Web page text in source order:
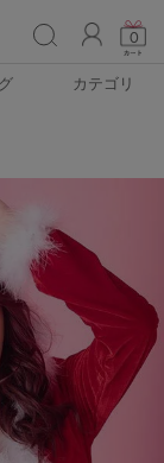
0
カテゴリ